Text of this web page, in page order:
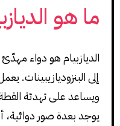
ما هو
الديازبيام هو دواء
إلى البنزوديازيبينات.
ويساعد على تهدئة
يوجد بعدة صور دوائية،